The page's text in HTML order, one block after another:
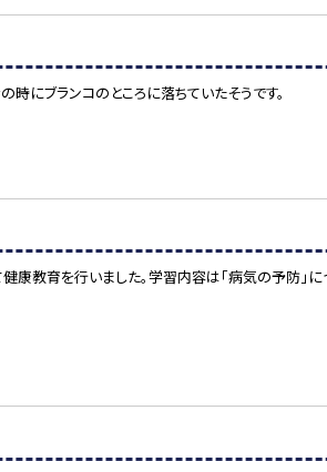
にブランコのところに落ちていたそうです。
教育を行いました。学習内容は「病気の予防」